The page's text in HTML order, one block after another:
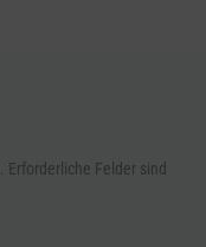
Erforderliche Felder sind